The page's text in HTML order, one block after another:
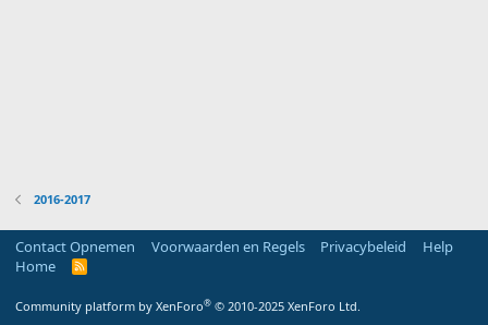
2016-2017
Contact Opnemen Voorwaarden en Regels Privacybeleid
Help
Home
R
Community platform by XenForo® © 2010-2025 XenForo Ltd.